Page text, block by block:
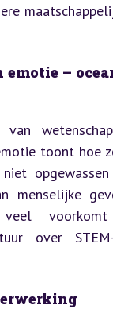
emotie –
van
toont hoe
niet
menselijke
veel
over